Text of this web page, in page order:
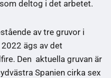
deltog i det arbetet.
av tre gruvor i
ägs av det
Den aktuella gruvan är
Spanien cirka sex